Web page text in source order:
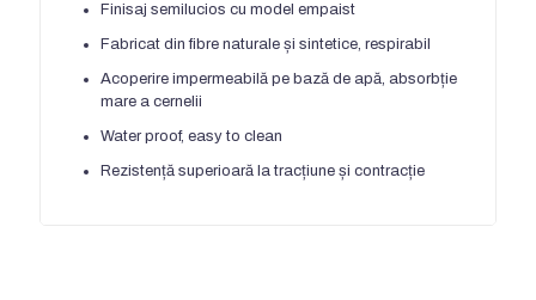
Finisaj semilucios cu model empaist
Fabricat din fibre naturale și sintetice, respirabil
Acoperire impermeabilă pe bază de apă, absorbție
mare a cernelii
Water proof, easy to clean
Rezistență superioară la tracțiune și contracție